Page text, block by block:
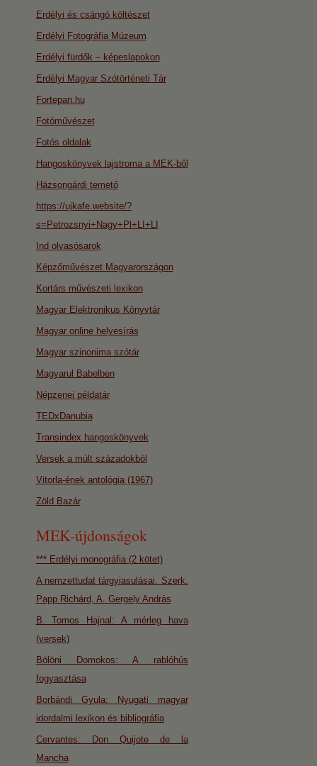
Erdélyi és csángó költészet
Erdélyi Fotográfia Múzeum
Erdélyi fürdők – képeslapokon
Erdélyi Magyar Szótörténeti Tár
Fortepan.hu
Fotóművészet
Fotós oldalak
Hangoskönyvek lajstroma a MEK-ből
Házsongárdi temető
https://ujkafe.website/?
s=Petrozsnyi+Nagy+Pl+LI+LI
Ind olvasósarok
Képzőművészet Magyarországon
Kortárs művészeti lexikon
Magyar Elektronikus Könyvtár
Magyar online helyesírás
Magyar szinonima szótár
Magyarul Babelben
Népzenei példatár
TEDxDanubia
Transindex hangoskönyvek
Versek a múlt századokból
Vitorla-ének antológia (1967)
Zöld Bazár
MEK-újdonságok
*** Erdélyi monográfia (2 kötet)
A nemzettudat tárgyiasulásai. Szerk.
Papp Richárd, A. Gergely András
B. Tomos Hajnal: A mérleg hava
(versek)
Bölöni Domokos: A rablóhús
fogyasztása
Borbándi Gyula: Nyugati magyar
idordalmi lexikon és bibliográfia
Cervantes: Don Quijote de la
Mancha